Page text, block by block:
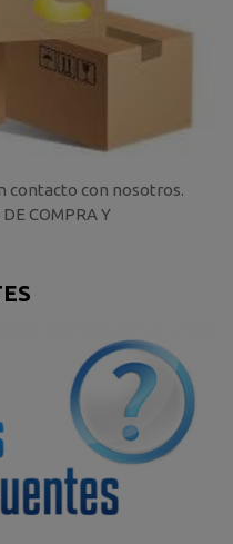
contacto con nosotros.
COMPRA Y